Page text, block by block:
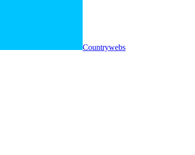
Countrywebs